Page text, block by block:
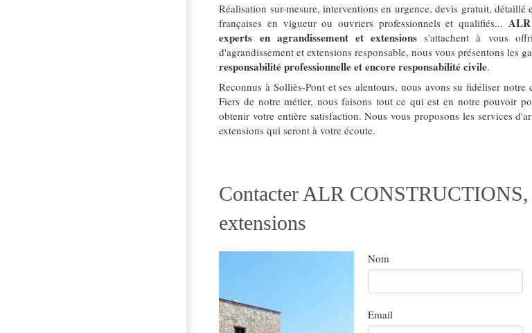
Réalisation sur-mesure, interventions en urgence, devis gratuit, détaillé
françaises en vigueur ou ouvriers professionnels et qualifiés...
experts en agrandissement et extensions s'attachent à vous
d'agrandissement et extensions responsable, nous vous présentons les
responsabilité professionnelle et encore responsabilité civile.
Reconnus à Solliès-Pont et ses alentours, nous avons su fidéliser
Fiers de notre métier, nous faisons tout ce qui est en notre pouvoir
obtenir votre entière satisfaction. Nous vous proposons les services
extensions qui seront à votre écoute.
Contacter ALR CONSTRUCTIONS,
extensions
Nom
Email